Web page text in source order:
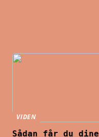
VIDEN
Sådan får du dine